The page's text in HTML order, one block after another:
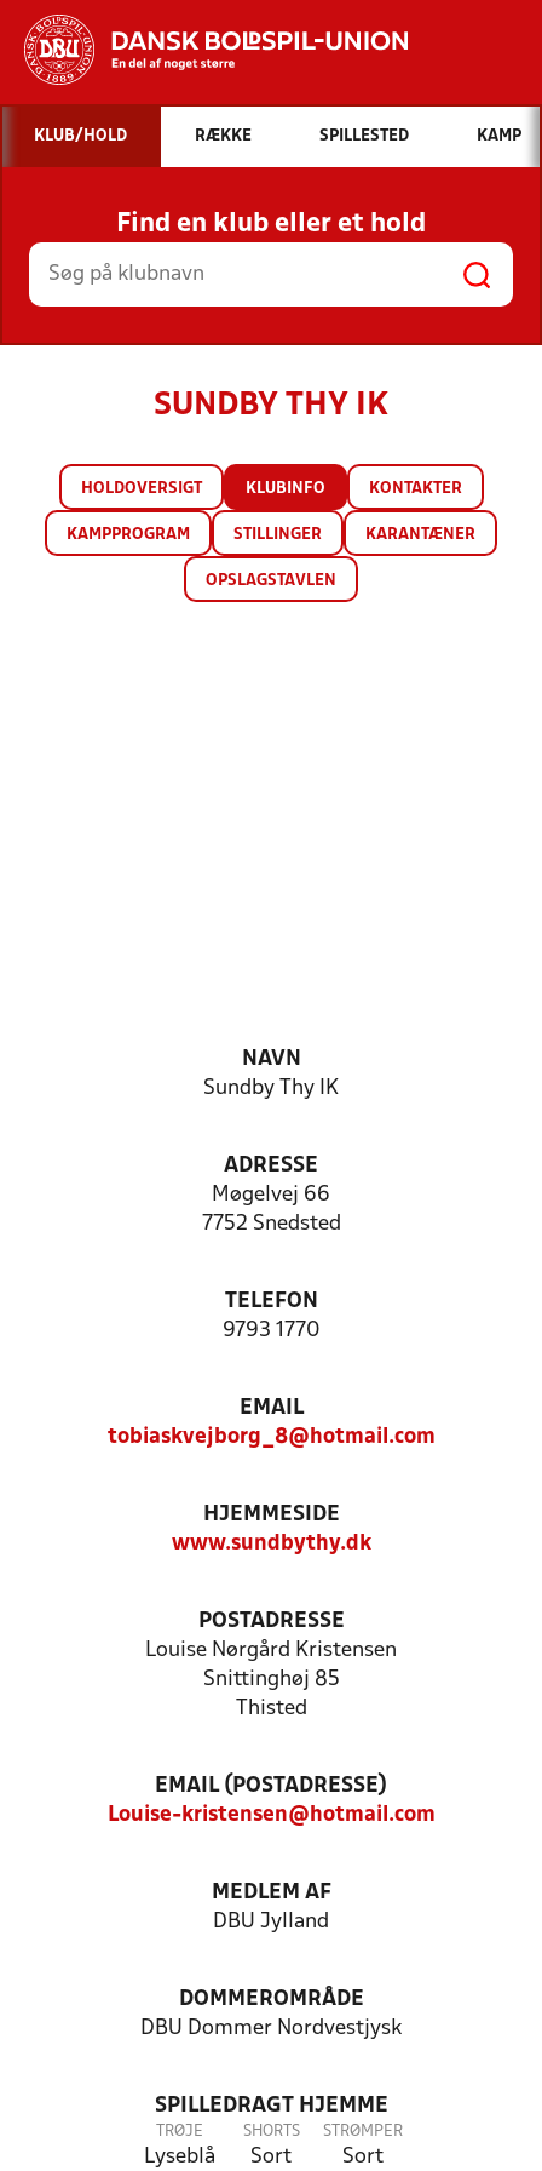
Hvad vil du søge efter?
INDHOLD OG NYHEDER
STILLINGER, RESULTATER, KLUBBER OG
HOLD
KLUB/HOLD RÆKKE SPILLESTED KAMP
Find en klub eller et hold
SUNDBY THY IK
HOLDOVERSIGT KLUBINFO KONTAKTER
KAMPPROGRAM STILLINGER KARANTÆNER
OPSLAGSTAVLEN
NAVN
Sundby Thy IK
ADRESSE
Møgelvej 66
7752 Snedsted
TELEFON
9793 1770
EMAIL
tobiaskvejborg_8@hotmail.com
HJEMMESIDE
www.sundbythy.dk
POSTADRESSE
Louise Nørgård Kristensen
Snittinghøj 85
Thisted
EMAIL (POSTADRESSE)
Louise-kristensen@hotmail.com
MEDLEM AF
DBU Jylland
DOMMEROMRÅDE
DBU Dommer Nordvestjysk
SPILLEDRAGT HJEMME
TRØJE
Lyseblå
SHORTS
Sort
STRØMPER
Sort